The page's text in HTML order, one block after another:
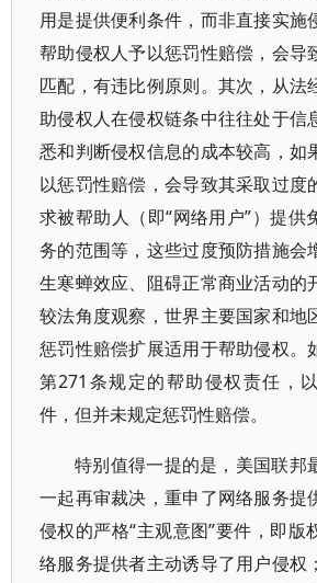
用是提供便利条件，而非直接实施
帮助侵权人予以惩罚性赔偿，会导
匹配，有违比例原则。其次，从法
助侵权人在侵权链条中往往处于信
悉和判断侵权信息的成本较高，如
以惩罚性赔偿，会导致其采取过度
求被帮助人（即“网络用户”）提供
务的范围等，这些过度预防措施会
生寒蝉效应、阻碍正常商业活动的
较法角度观察，世界主要国家和地
惩罚性赔偿扩展适用于帮助侵权。
第271条规定的帮助侵权责任，
件，但并未规定惩罚性赔偿。
特别值得一提的是，美国联邦
一起再审裁决，重申了网络服务提
侵权的严格“主观意图”要件，即版
络服务提供者主动诱导了用户侵权